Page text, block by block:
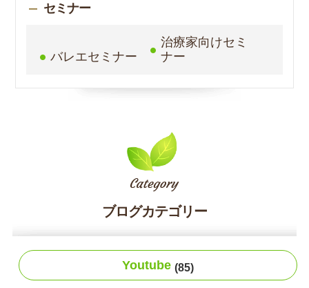
セミナー
バレエセミナー
治療家向けセミ
ナー
ブログカテゴリー
Youtube (85)